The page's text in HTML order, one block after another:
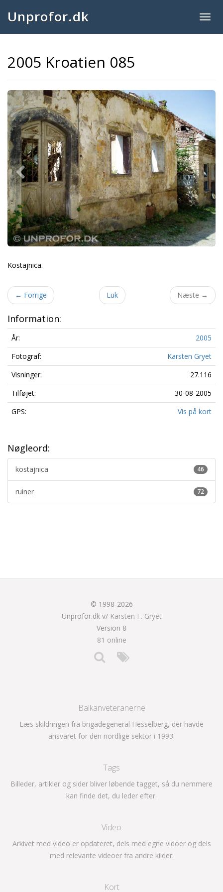
Unprofor.dk
2005 Kroatien 085
Previous
Kostajnica.
← Forrige Luk Næste →
Information:
År:
2005
Fotograf:
Karsten Gryet
Visninger:
27.116
Tilføjet:
30-08-2005
GPS:
Vis på kort
Nøgleord:
46
kostajnica
72
ruiner
© 1998-2026
Unprofor.dk v/ Karsten F. Gryet
Version 8
81 online
Balkanveteranerne
Læs skildringen fra brigadegeneral Hesselberg, der havde
ansvaret for den nordlige sektor i 1993.
Tags
Billeder, artikler og sider bliver løbende tagget, så du nemmere
kan finde det, du leder efter.
Video
Arkivet med video er opdateret, dels med egne vidoer og dels
med relevante videoer fra andre kilder.
Kort